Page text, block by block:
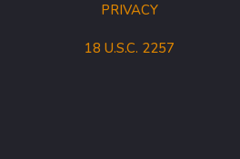
PRIVACY
18 U.S.C. 2257